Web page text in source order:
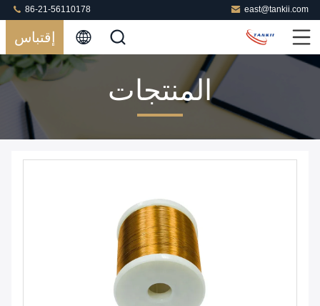
east@tankii.com
86-21-56110178
إقتباس
المنتجات